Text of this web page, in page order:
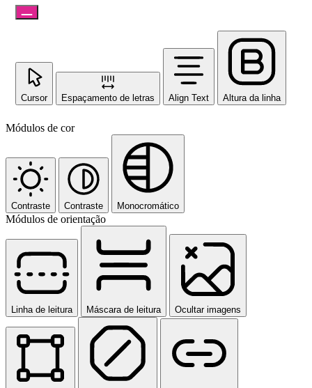
Cursor Espaçamento de letras Align Text Altura da linha
Módulos de cor
Contraste Contraste Monocromático
Módulos de orientação
Linha de leitura Máscara de leitura Ocultar imagens